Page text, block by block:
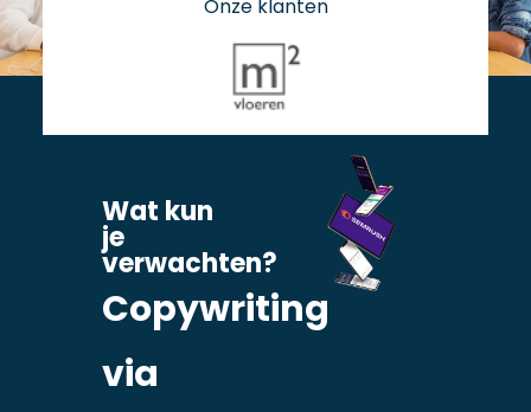
Onze klanten
Wat kun
je
verwachten?
Copywriting
via